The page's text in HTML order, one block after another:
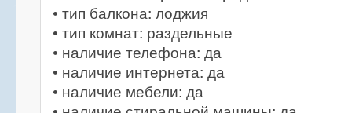
• тип балкона: лоджия
• тип комнат: раздельные
• наличие телефона: да
• наличие интернета: да
• наличие мебели: да